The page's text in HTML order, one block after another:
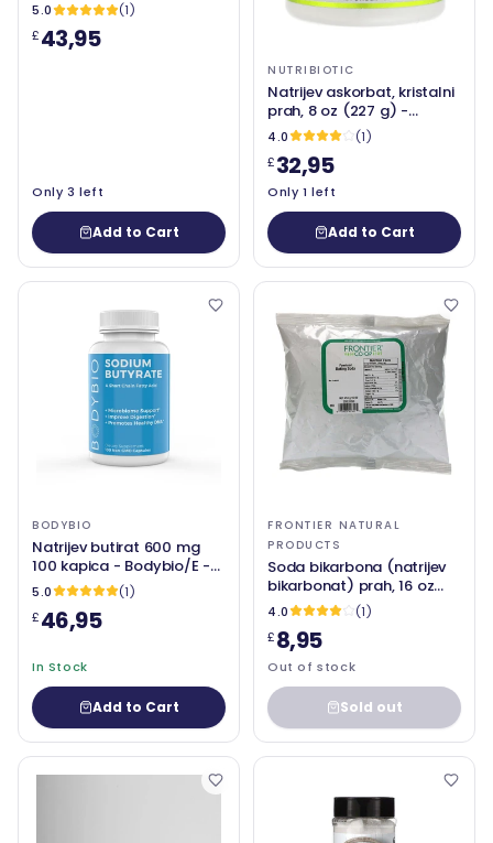
5.0
(1)
£43,95
Only 3 left
Add to Cart
NUTRIBIOTIC
Natrijev askorbat, kristalni
prah, 8 oz (227 g) -
nutritibiotski imunitet
4.0
(1)
£32,95
Only 1 left
Add to Cart
BODYBIO
Natrijev butirat 600 mg
100 kapica - Bodybio/E -
Lyte
5.0
(1)
£46,95
In Stock
Add to Cart
FRONTIER NATURAL
PRODUCTS
Soda bikarbona (natrijev
bikarbonat) prah, 16 oz
(453 g) - granični prirodni
proizvodi
4.0
(1)
£8,95
Out of stock
Sold out